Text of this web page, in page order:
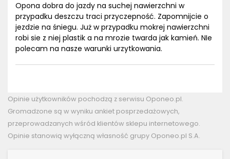
Opona dobra do jazdy na suchej nawierzchni w
przypadku deszczu traci przyczepność. Zapomnijcie o
jezdzie na śniegu. Już w przypadku mokrej nawierzchni
robi sie z niej plastik a na mrozie twarda jak kamień. NIe
polecam na nasze warunki urzytkowania.
Opinie użytkowników pochodzą z serwisu Oponeo.pl.
Gromadzone są w wyniku ankiet posprzedażowych,
przeprowadzanych wśród klientów sklepu internetowego.
Opinie stanowią wyłączną własność grupy Oponeo.pl S.A.